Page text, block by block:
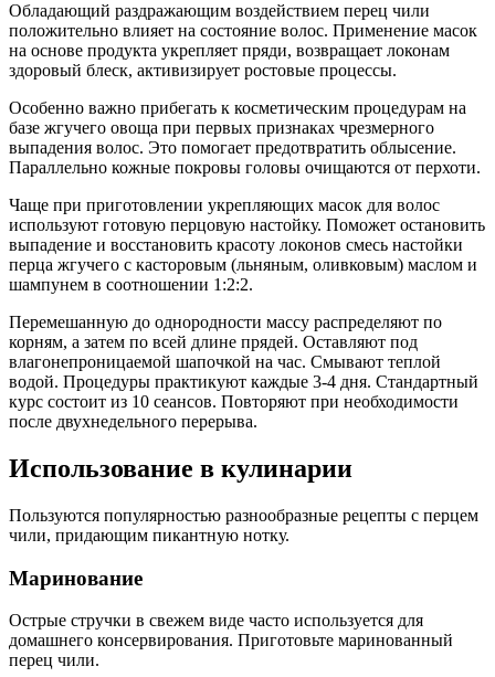
Обладающий раздражающим воздействием перец чили
положительно влияет на состояние волос. Применение масок
на основе продукта укрепляет пряди, возвращает локонам
здоровый блеск, активизирует ростовые процессы.
Особенно важно прибегать к косметическим процедурам на
базе жгучего овоща при первых признаках чрезмерного
выпадения волос. Это помогает предотвратить облысение.
Параллельно кожные покровы головы очищаются от перхоти.
Чаще при приготовлении укрепляющих масок для волос
используют готовую перцовую настойку. Поможет остановить
выпадение и восстановить красоту локонов смесь настойки
перца жгучего с касторовым (льняным, оливковым) маслом и
шампунем в соотношении 1:2:2.
Перемешанную до однородности массу распределяют по
корням, а затем по всей длине прядей. Оставляют под
влагонепроницаемой шапочкой на час. Смывают теплой
водой. Процедуры практикуют каждые 3-4 дня. Стандартный
курс состоит из 10 сеансов. Повторяют при необходимости
после двухнедельного перерыва.
Использование в кулинарии
Пользуются популярностью разнообразные рецепты с перцем
чили, придающим пикантную нотку.
Маринование
Острые стручки в свежем виде часто используется для
домашнего консервирования. Приготовьте маринованный
перец чили.